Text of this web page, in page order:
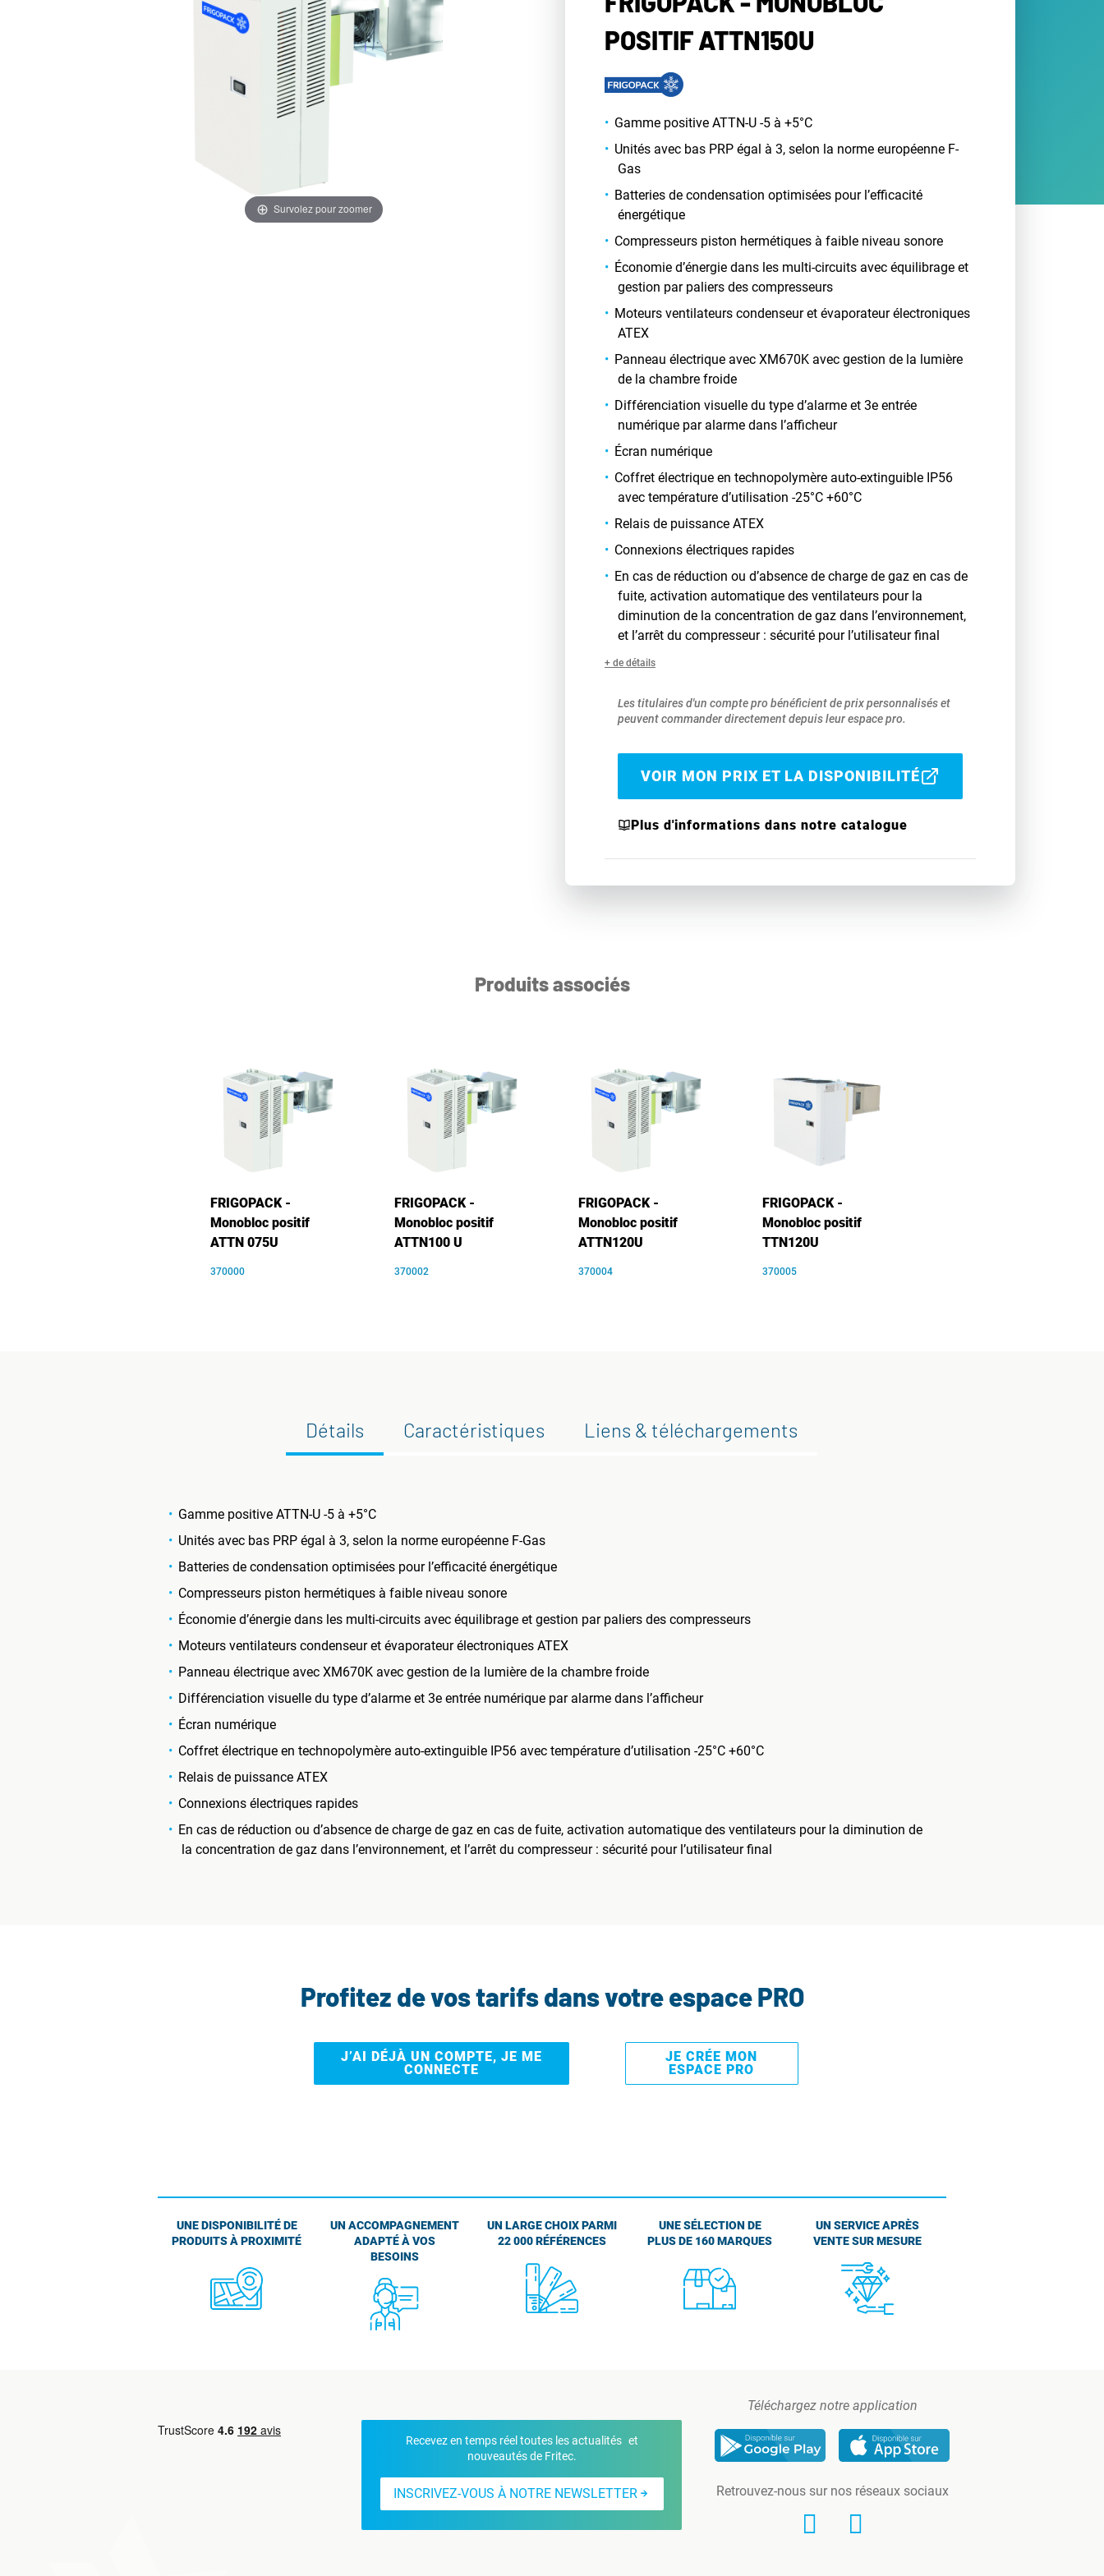
Survolez pour zoomer
POSITIF ATTN150U
Gamme positive ATTN-U -5 à +5°C
Unités avec bas PRP égal à 3, selon la norme européenne F-
Gas
Batteries de condensation optimisées pour l’efficacité
énergétique
Compresseurs piston hermétiques à faible niveau sonore
Économie d’énergie dans les multi-circuits avec équilibrage et
gestion par paliers des compresseurs
Moteurs ventilateurs condenseur et évaporateur électroniques
ATEX
Panneau électrique avec XM670K avec gestion de la lumière
de la chambre froide
Différenciation visuelle du type d’alarme et 3e entrée
numérique par alarme dans l’afficheur
Écran numérique
Coffret électrique en technopolymère auto-extinguible IP56
avec température d’utilisation -25°C +60°C
Relais de puissance ATEX
Connexions électriques rapides
En cas de réduction ou d’absence de charge de gaz en cas de
fuite, activation automatique des ventilateurs pour la
diminution de la concentration de gaz dans l’environnement,
et l’arrêt du compresseur : sécurité pour l’utilisateur final
+ de détails
Les titulaires d'un compte pro bénéficient de prix personnalisés et
peuvent commander directement depuis leur espace pro.
VOIR MON PRIX ET LA DISPONIBILITÉ
Plus d'informations dans notre catalogue
Produits associés
FRIGOPACK -
Monobloc positif
ATTN 075U
370000
FRIGOPACK -
Monobloc positif
ATTN100 U
370002
FRIGOPACK -
Monobloc positif
ATTN120U
370004
FRIGOPACK -
Monobloc positif
TTN120U
370005
Détails Caractéristiques Liens & téléchargements
Gamme positive ATTN-U -5 à +5°C
Unités avec bas PRP égal à 3, selon la norme européenne F-Gas
Batteries de condensation optimisées pour l’efficacité énergétique
Compresseurs piston hermétiques à faible niveau sonore
Économie d’énergie dans les multi-circuits avec équilibrage et gestion par paliers des compresseurs
Moteurs ventilateurs condenseur et évaporateur électroniques ATEX
Panneau électrique avec XM670K avec gestion de la lumière de la chambre froide
Différenciation visuelle du type d’alarme et 3e entrée numérique par alarme dans l’afficheur
Écran numérique
Coffret électrique en technopolymère auto-extinguible IP56 avec température d’utilisation -25°C +60°C
Relais de puissance ATEX
Connexions électriques rapides
En cas de réduction ou d’absence de charge de gaz en cas de fuite, activation automatique des ventilateurs pour la diminution de
la concentration de gaz dans l’environnement, et l’arrêt du compresseur : sécurité pour l’utilisateur final
Profitez de vos tarifs dans votre espace PRO
J’AI DÉJÀ UN COMPTE, JE ME
CONNECTE
JE CRÉE MON
ESPACE PRO
UNE DISPONIBILITÉ DE
PRODUITS À PROXIMITÉ
UN ACCOMPAGNEMENT
ADAPTÉ À VOS
BESOINS
UN LARGE CHOIX PARMI
22 000 RÉFÉRENCES
UNE SÉLECTION DE
PLUS DE 160 MARQUES
UN SERVICE APRÈS
VENTE SUR MESURE
Recevez en temps réel toutes les actualités et
nouveautés de Fritec.
INSCRIVEZ-VOUS À NOTRE NEWSLETTER
Téléchargez notre application
Retrouvez-nous sur nos réseaux sociaux